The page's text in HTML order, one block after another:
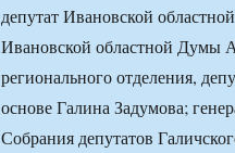
депутат Ивановской
Ивановской областной Думы
регионального отделения,
основе Галина Задумова;
Собрания депутатов